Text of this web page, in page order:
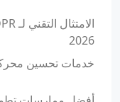
2026
خدمات تحسين